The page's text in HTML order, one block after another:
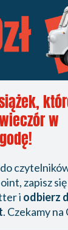
w
do
zapisz
i odbierz
. Czekamy na